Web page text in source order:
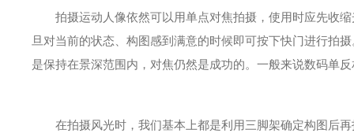
拍摄运动人像依然可以用单点对焦拍摄，使用时应先收缩
旦对当前的状态、构图感到满意的时候即可按下快门进行拍
是保持在景深范围内，对焦仍然是成功的。一般来说数码单
在拍摄风光时，我们基本上都是利用三脚架确定构图后再